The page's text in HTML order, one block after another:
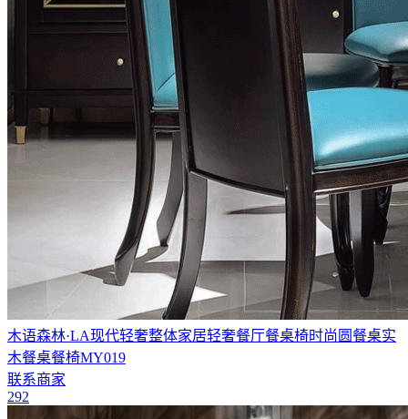
木语森林·LA现代轻奢整体家居轻奢餐厅餐桌椅时尚圆餐桌实
木餐桌餐椅MY019
联系商家
292